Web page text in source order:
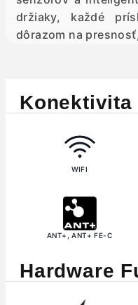
držiaky, každé
dôrazom na
Konektivita
WIFI
ANT+, ANT+ FE-C
Hardware